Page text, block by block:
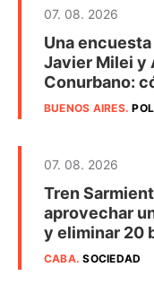
07. 08. 2026
Una
Javier Milei y
Conurbano:
BUENOS AIRES.
07. 08. 2026
Tren
aprovechar
y eliminar 20
CABA.SOCIEDAD